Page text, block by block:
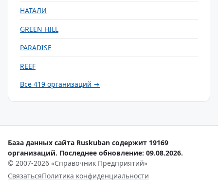
НАТАЛИ
GREEN HILL
PARADISE
REEF
Все 419 организаций →
База данных сайта Ruskuban содержит 19169
организаций. Последнее обновление: 09.08.2026.
© 2007-2026 «Справочник Предприятий»
СвязатьсяПолитика конфиденциальности